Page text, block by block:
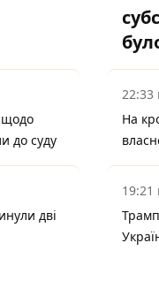
щодо
до суду
22:33
На
дві
19:21